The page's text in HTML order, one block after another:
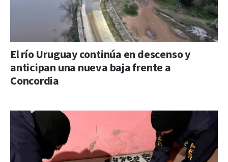
El río Uruguay continúa en descenso y
anticipan una nueva baja frente a
Concordia